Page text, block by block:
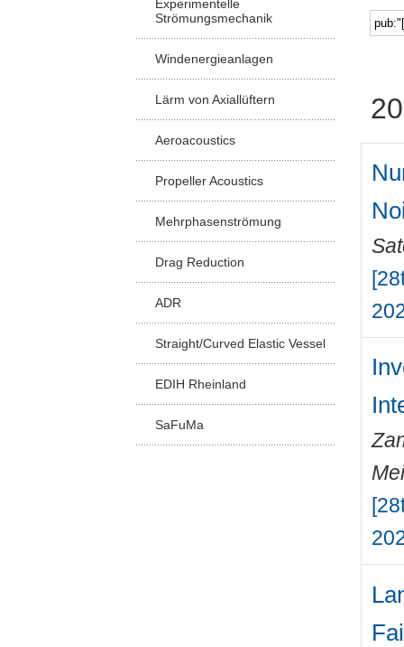
Experimentelle
Strömungsmechanik
Windenergieanlagen
Lärm von Axiallüftern
Aeroacoustics
Propeller Acoustics
Mehrphasenströmung
Drag Reduction
ADR
Straight/Curved Elastic Vessel
EDIH Rheinland
SaFuMa